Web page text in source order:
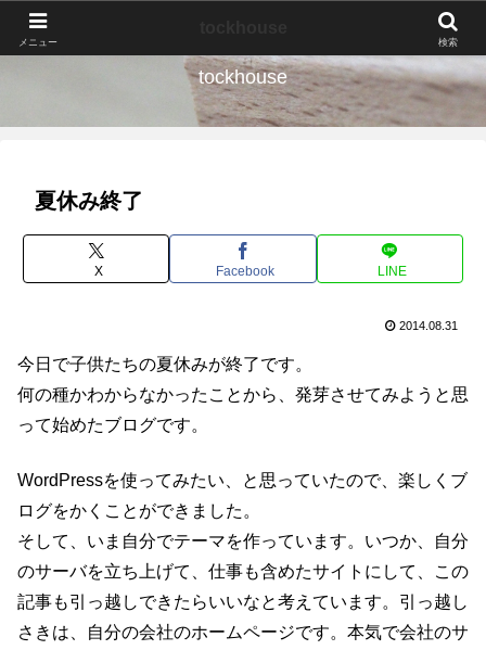
tockhouse
夏休み終了
X Facebook LINE
2014.08.31
今日で子供たちの夏休みが終了です。
何の種かわからなかったことから、発芽させてみようと思
って始めたブログです。
WordPressを使ってみたい、と思っていたので、楽しくブ
ログをかくことができました。
そして、いま自分でテーマを作っています。いつか、自分
のサーバを立ち上げて、仕事も含めたサイトにして、この
記事も引っ越しできたらいいなと考えています。引っ越し
さきは、自分の会社のホームページです。本気で会社のサ
メニュー 検索